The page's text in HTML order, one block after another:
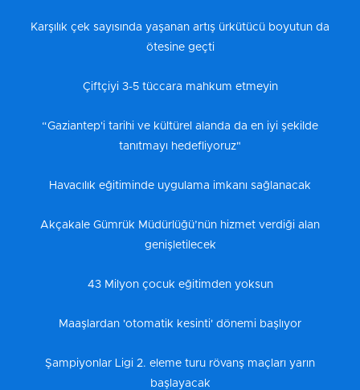
Karşılık çek sayısında yaşanan artış ürkütücü boyutun da
ötesine geçti
Çiftçiyi 3-5 tüccara mahkum etmeyin
“Gaziantep'i tarihi ve kültürel alanda da en iyi şekilde
tanıtmayı hedefliyoruz"
Havacılık eğitiminde uygulama imkanı sağlanacak
Akçakale Gümrük Müdürlüğü’nün hizmet verdiği alan
genişletilecek
43 Milyon çocuk eğitimden yoksun
Maaşlardan 'otomatik kesinti' dönemi başlıyor
Şampiyonlar Ligi 2. eleme turu rövanş maçları yarın
başlayacak